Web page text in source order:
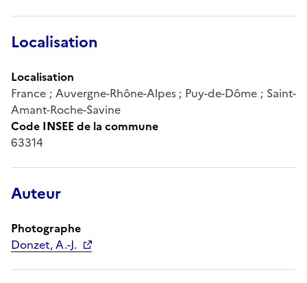
Localisation
Localisation
France ; Auvergne-Rhône-Alpes ; Puy-de-Dôme ; Saint-
Amant-Roche-Savine
Code INSEE de la commune
63314
Auteur
Photographe
Donzet, A.-J.